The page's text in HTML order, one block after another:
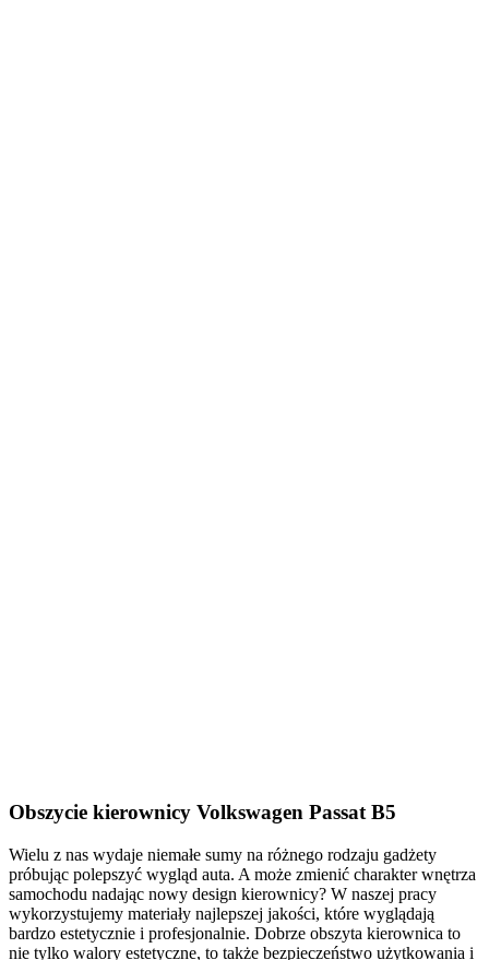
Obszycie kierownicy Volkswagen Passat B5
Wielu z nas wydaje niemałe sumy na różnego rodzaju gadżety
próbując polepszyć wygląd auta. A może zmienić charakter wnętrza
samochodu nadając nowy design kierownicy? W naszej pracy
wykorzystujemy materiały najlepszej jakości, które wyglądają
bardzo estetycznie i profesjonalnie. Dobrze obszyta kierownica to
nie tylko walory estetyczne, to także bezpieczeństwo użytkowania i